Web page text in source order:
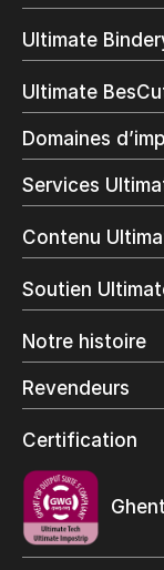
Démo
Ultimate
Démo
Témoignages clients
Ultimate
Apercu
Démo
Domaines
Publipostage et
Impression
Livres à la
Impression jet
Impression
Emballage
Grand Format
Services
Contenu
Soutien
Notre histoire
Revendeurs
Trouvez un
Certification